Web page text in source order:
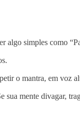
algo simples como
o mantra, em voz
sua mente divagar,